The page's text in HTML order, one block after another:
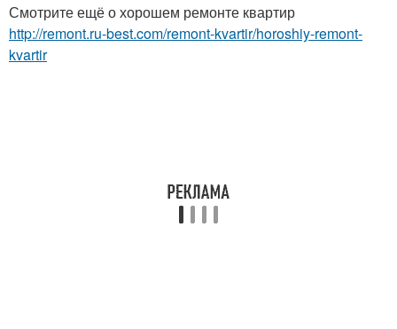
Смотрите ещё о хорошем ремонте квартир
http://remont.ru-best.com/remont-kvartir/horoshiy-remont-
kvartir